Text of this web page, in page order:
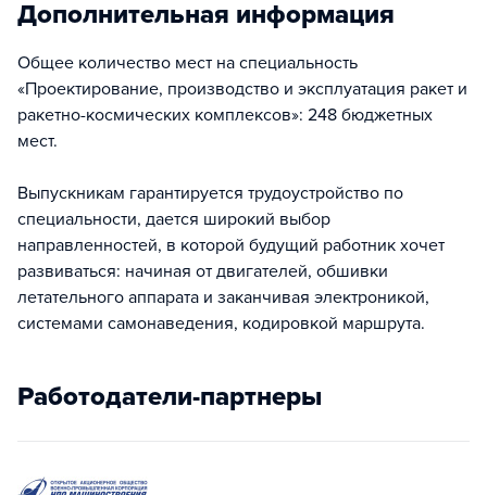
Дополнительная информация
Общее количество мест на специальность
«Проектирование, производство и эксплуатация ракет и
ракетно-космических комплексов»: 248 бюджетных
мест.
Выпускникам гарантируется трудоустройство по
специальности, дается широкий выбор
направленностей, в которой будущий работник хочет
развиваться: начиная от двигателей, обшивки
летательного аппарата и заканчивая электроникой,
системами самонаведения, кодировкой маршрута.
Работодатели-партнеры